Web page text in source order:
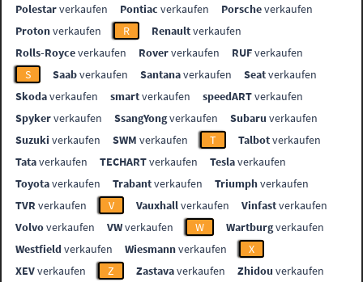
Polestarverkaufen Pontiac verkaufen Porscheverkaufen
Protonverkaufen R Renaultverkaufen
Rolls-Royceverkaufen Roververkaufen RUFverkaufen
S
Saabverkaufen Santanaverkaufen Seatverkaufen
Skodaverkaufen smartverkaufen speedARTverkaufen
Spykerverkaufen SsangYongverkaufen Subaru verkaufen
Suzuki verkaufen SWM verkaufen T Talbotverkaufen
Tataverkaufen TECHARTverkaufen Teslaverkaufen
Toyotaverkaufen Trabantverkaufen Triumphverkaufen
TVR verkaufen V Vauxhallverkaufen Vinfastverkaufen
Volvoverkaufen VWverkaufen W Wartburgverkaufen
Westfieldverkaufen Wiesmannverkaufen
X
XEVverkaufen Z Zastavaverkaufen Zhidou verkaufen